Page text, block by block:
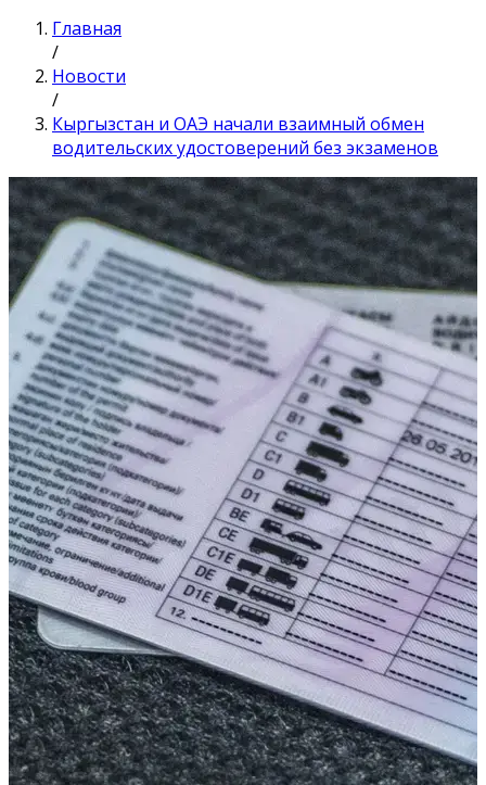
Главная
/
Новости
/
Кыргызстан и ОАЭ начали взаимный обмен
водительских удостоверений без экзаменов